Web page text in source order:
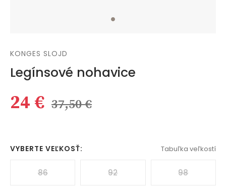
KONGES SLOJD
Legínsové nohavice
24 € 37,50 €
VYBERTE VEĽKOSŤ: Tabuľka veľkostí
86 92 98